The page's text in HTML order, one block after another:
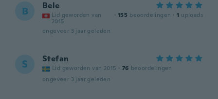
B Bele
Lid geworden van
2015
· 155 beoordelingen · 1 uploads
ongeveer 3 jaar geleden
S Stefan
Lid geworden van 2015 · 76 beoordelingen
ongeveer 3 jaar geleden